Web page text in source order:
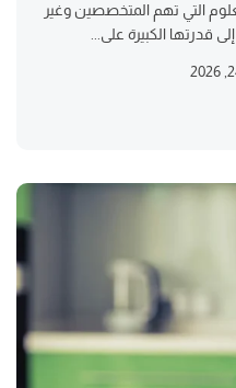
التي تهم المتخصصين وغير
قدرتها الكبيرة على...